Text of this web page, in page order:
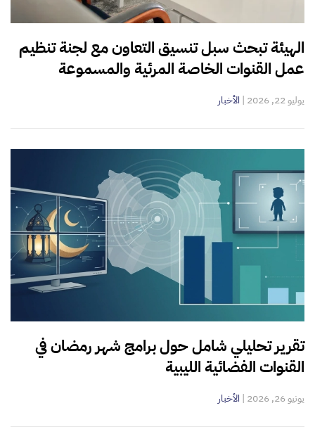
الهيئة تبحث سبل تنسيق التعاون مع لجنة تنظيم
عمل القنوات الخاصة المرئية والمسموعة
يوليو 22, 2026 | الأخبار
تقرير تحليلي شامل حول برامج شهر رمضان في
القنوات الفضائية الليبية
يونيو 26, 2026 | الأخبار